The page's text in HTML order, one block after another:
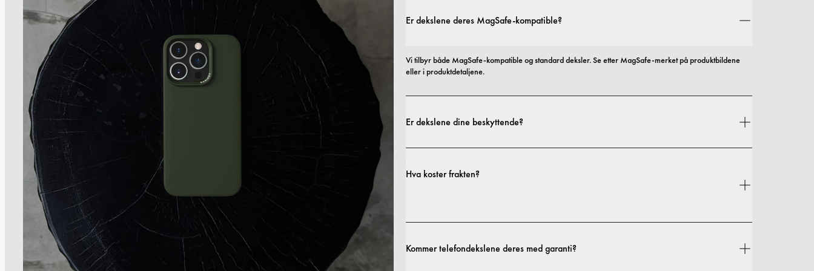
Er dekslene deres MagSafe-kompatible?
Vi tilbyr både MagSafe-kompatible og standard deksler. Se etter MagSafe-merket på produktbildene
eller i produktdetaljene.
Er dekslene dine beskyttende?
profiler til mer beskyttende utforminger.
Hva koster frakten?
fraktpolicy.
Kommer telefondekslene deres med garanti?